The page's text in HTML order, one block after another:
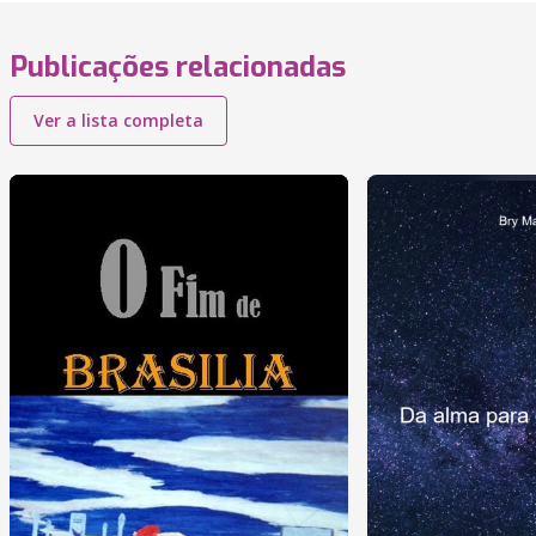
Publicações relacionadas
Ver a lista completa